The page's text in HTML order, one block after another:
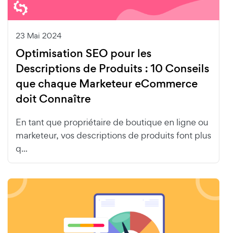
23 Mai 2024
Optimisation SEO pour les
Descriptions de Produits : 10 Conseils
que chaque Marketeur eCommerce
doit Connaître
En tant que propriétaire de boutique en ligne ou
marketeur, vos descriptions de produits font plus
q...